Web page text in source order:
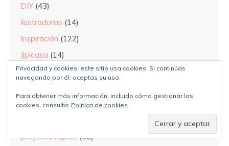
DIY (43)
ilustradoras (14)
Inspiración (122)
Jipicasa (14)
Jipijapeando(188)
lo que + nos gusta(63)
proyecto rapido(66)
Privacidad y cookies: este sitio usa cookies. Si continúas
navegando por él, aceptas su uso.
Para obtener más información, incluido cómo gestionar las
cookies, consulta: Política de cookies